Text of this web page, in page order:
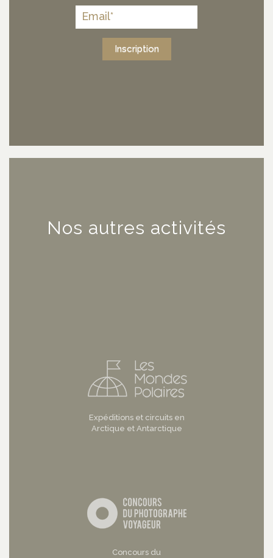
Inscription
Nos autres activités
Expéditions et circuits en
Arctique et Antarctique
Concours du